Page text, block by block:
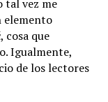
tal vez me
elemento
cosa que
Igualmente,
de los lectores